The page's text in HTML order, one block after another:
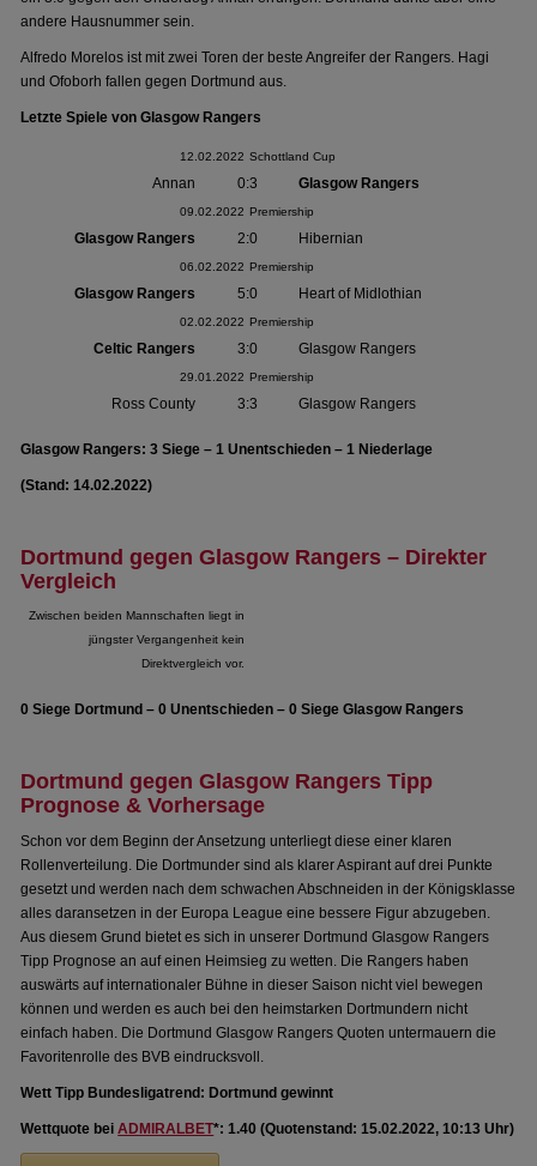
andere Hausnummer sein.
Alfredo Morelos ist mit zwei Toren der beste Angreifer der Rangers. Hagi
und Ofoborh fallen gegen Dortmund aus.
Letzte Spiele von Glasgow Rangers
12.02.2022 Schottland Cup
Annan 0:3 Glasgow Rangers
09.02.2022 Premiership
Glasgow Rangers 2:0 Hibernian
06.02.2022 Premiership
Glasgow Rangers 5:0 Heart of Midlothian
02.02.2022 Premiership
Celtic Rangers 3:0 Glasgow Rangers
29.01.2022 Premiership
Ross County 3:3 Glasgow Rangers
Glasgow Rangers: 3 Siege – 1 Unentschieden – 1 Niederlage
(Stand: 14.02.2022)
Dortmund gegen Glasgow Rangers – Direkter
Vergleich
Zwischen beiden Mannschaften liegt in
jüngster Vergangenheit kein
Direktvergleich vor.
0 Siege Dortmund – 0 Unentschieden – 0 Siege Glasgow Rangers
Dortmund gegen Glasgow Rangers Tipp
Prognose & Vorhersage
Schon vor dem Beginn der Ansetzung unterliegt diese einer klaren
Rollenverteilung. Die Dortmunder sind als klarer Aspirant auf drei Punkte
gesetzt und werden nach dem schwachen Abschneiden in der Königsklasse
alles daransetzen in der Europa League eine bessere Figur abzugeben.
Aus diesem Grund bietet es sich in unserer Dortmund Glasgow Rangers
Tipp Prognose an auf einen Heimsieg zu wetten. Die Rangers haben
auswärts auf internationaler Bühne in dieser Saison nicht viel bewegen
können und werden es auch bei den heimstarken Dortmundern nicht
einfach haben. Die Dortmund Glasgow Rangers Quoten untermauern die
Favoritenrolle des BVB eindrucksvoll.
Wett Tipp Bundesligatrend: Dortmund gewinnt
Wettquote beiADMIRALBET*: 1.40 (Quotenstand: 15.02.2022, 10:13 Uhr)